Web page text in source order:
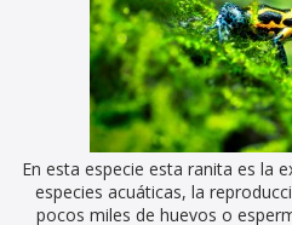
En esta especie esta ranita es la
especies acuáticas, la
pocos miles de huevos o